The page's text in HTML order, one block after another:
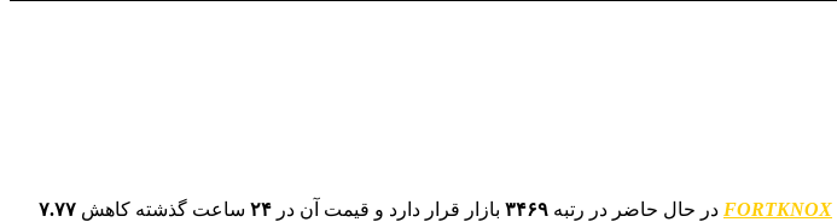
FORTKNOX در حال حاضر در رتبه ۳۴۶۹ بازار قرار دارد و قیمت آن در ۲۴ ساعت گذشته کاهش ۷.۷۷